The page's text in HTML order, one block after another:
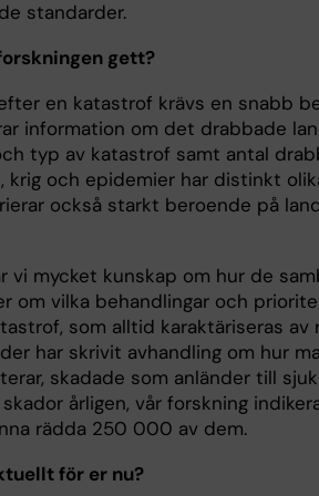
standarder.
gett?
en katastrof krävs en snabb
information om det drabbade
typ av katastrof samt antal
krig och epidemier har distinkt
också starkt beroende på
vi mycket kunskap om hur de
om vilka behandlingar och
som alltid karaktäriseras av
har skrivit avhandling om hur
skadade som anländer till
årligen, vår forskning
rädda 250 000 av dem.
för er nu?